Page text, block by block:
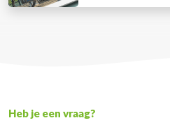
Heb je een vraag?